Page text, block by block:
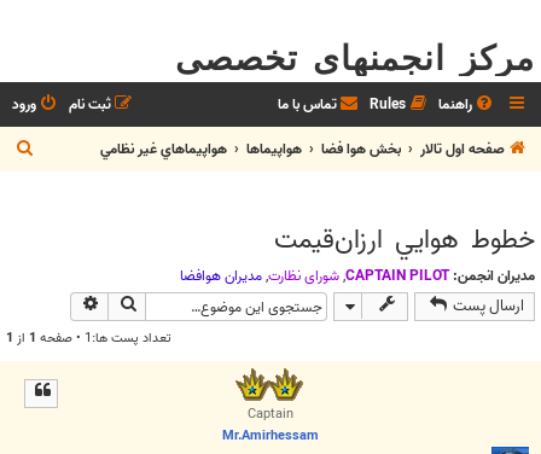
مرکز انجمنهای تخصصی
راهنما Rules تماس با ما ورود
ثبت نام
صفحه اول تالار
بخش هوا فضا هواپيماها هواپيماهاي غير نظامي
س
خطوط هوايي ارزان‌قيمت
مدیران انجمن: CAPTAIN PILOT
,شوراي نظارت,مديران هوافضا
ارسال پست جستجو
تعداد پست ها:1 • صفحه 1 از 1
Captain
Mr.Amirhessam